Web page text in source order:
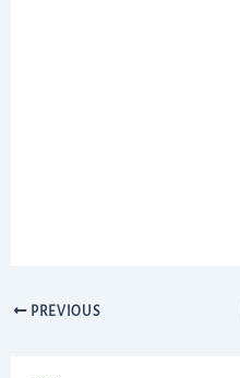
PREVIOUS